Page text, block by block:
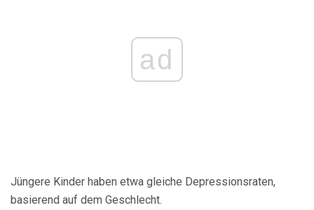
ad
Jüngere Kinder haben etwa gleiche Depressionsraten,
basierend auf dem Geschlecht.